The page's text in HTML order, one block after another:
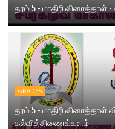
தரம் 5 - மாதிரி வினாத்தாள் -
GRADE5
தரம் 5 - மாதிரி
கல்வித்திணைக்களம்